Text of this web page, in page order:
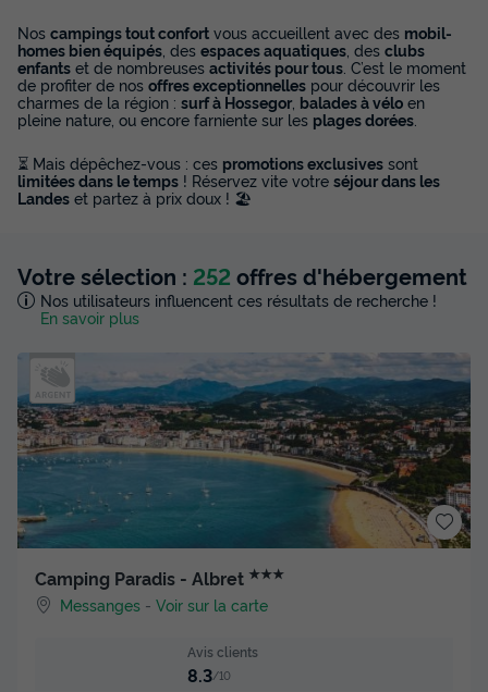
Nos campings tout confort vous accueillent avec des mobil-
homes bien équipés , des espaces aquatiques , des clubs
enfants et de nombreuses activités pour tous . C’est le moment
de profiter de nos offres exceptionnelles pour découvrir les
charmes de la région : surf à Hossegor balades à vélo en
pleine nature, ou encore farniente sur les plages dorées
⏳ Mais dépêchez-vous : ces promotions exclusives sont
limitées dans le temps ! Réservez vite votre séjour dans les
Landes et partez à prix doux ! 🏖️
Votre sélection : 252 offres d'hébergement
Nos utilisateurs influencent ces résultats de recherche !
En savoir plus
Camping Paradis - Albret ★★★
Messanges -Voir sur la carte
Avis clients
8.3/10